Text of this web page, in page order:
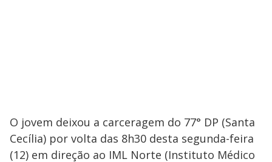
O jovem deixou a carceragem do 77° DP (Santa
Cecília) por volta das 8h30 desta segunda-feira
(12) em direção ao IML Norte (Instituto Médico